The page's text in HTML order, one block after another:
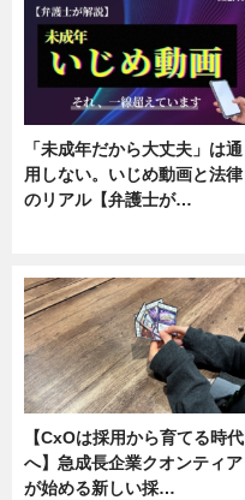
「未成年だから大丈夫」は通
用しない。いじめ動画と法律
のリアル【弁護士が…
【CxOは採用から育てる時代
へ】急成長企業クオンティア
が始める新しい採…